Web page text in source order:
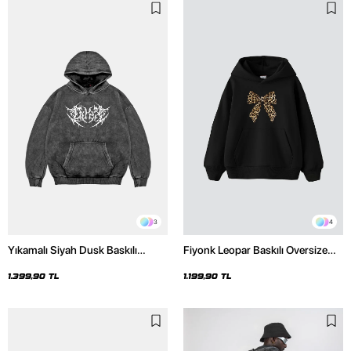
3
Yıkamalı Siyah Dusk Baskılı
1.399,90 TL
4
Fiyonk Leopar Baskılı Oversize
1.199,90 TL